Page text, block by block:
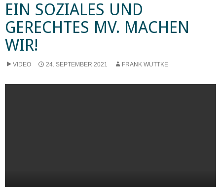
EIN SOZIALES UND
GERECHTES MV. MACHEN
WIR!
VIDEO 24. SEPTEMBER 2021 FRANK WUTTKE